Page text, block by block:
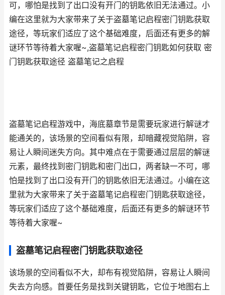
可，哪怕是找到了出口没有开门的钥匙依旧无法通过。小
编在这里就为大家带来了关于盗墓笔记启程密门钥匙获取
途径，等玩家们适应了这个基础难度，后面还有更多的解
谜环节等待着大家喔~,盗墓笔记启程密门钥匙如何获取 密
门钥匙获取途径 盗墓笔记之启程
盗墓笔记启程游戏中，海底墓章节是需要玩家进行解谜才
能通关的，该场景的空间看似有限，却暗藏视觉陷阱，容
易让人瞬间迷失方向。其中难点在于需要通过层层的解谜
元素，最终找到密门钥匙和密门出口，两者缺一不可，哪
怕是找到了出口没有开门的钥匙依旧无法通过。小编在这
里就为大家带来了关于盗墓笔记启程密门钥匙获取途径，
等玩家们适应了这个基础难度，后面还有更多的解谜环节
等待着大家喔~
盗墓笔记启程密门钥匙获取途径
该场景的空间看似不大，却布有视觉陷阱，容易让人瞬间
失去方向感。首要任务是找到关键钥匙，它位于地图右上